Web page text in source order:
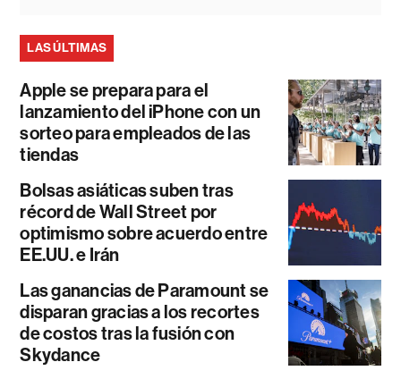
LAS ÚLTIMAS
Apple se prepara para el
lanzamiento del iPhone con un
sorteo para empleados de las
tiendas
Bolsas asiáticas suben tras
récord de Wall Street por
optimismo sobre acuerdo entre
EE.UU. e Irán
Las ganancias de Paramount se
disparan gracias a los recortes
de costos tras la fusión con
Skydance